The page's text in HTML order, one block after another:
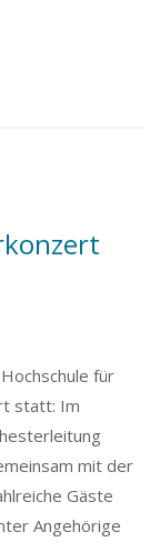
für
statt: Im
mit der
Gäste
Angehörige